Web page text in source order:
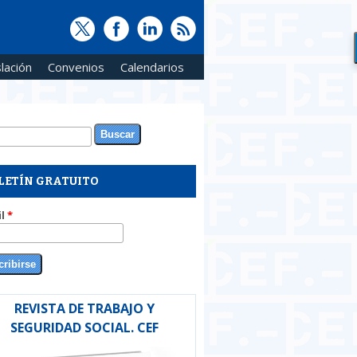
Convenios Calendarios
de búsqueda
GRATUITO
*
REVISTA DE TRABAJO Y
SEGURIDAD SOCIAL. CEF